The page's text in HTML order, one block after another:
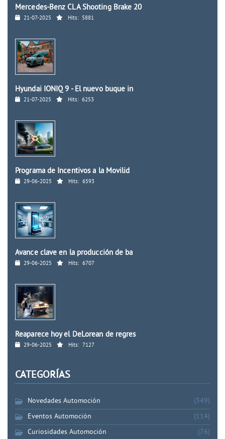
Mercedes-Benz CLA Shooting Brake 20
21-07-2025 Hits: 5881
Hyundai IONIQ 9 - El nuevo buque in
21-07-2025 Hits: 6253
Programa de Incentivos a la Movilid
29-06-2025 Hits: 6593
Avance clave en la producción de ba
29-06-2025 Hits: 6707
Reaparece hoy el DeLorean de regres
29-06-2025 Hits: 7127
CATEGORÍAS
Novedades Automoción
(349)
Eventos Automoción
(114)
Curiosidades Automoción
(76)